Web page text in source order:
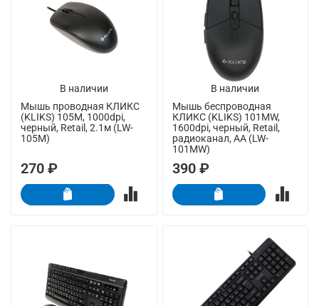
В наличии
Мышь проводная КЛИКС
(KLIKS) 105M, 1000dpi,
черный, Retail, 2.1м (LW-
105M)
270 ₽
В наличии
Мышь беспроводная
КЛИКС (KLIKS) 101MW,
1600dpi, черный, Retail,
радиоканал, AA (LW-
101MW)
390 ₽